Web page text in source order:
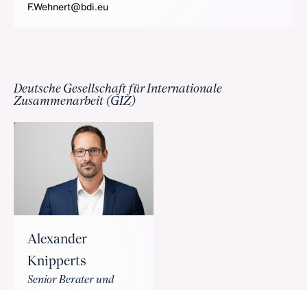
F.Wehnert@bdi.eu
Deutsche Gesellschaft für Internationale
Zusammenarbeit (GIZ)
Alexander
Knipperts
Senior Berater und